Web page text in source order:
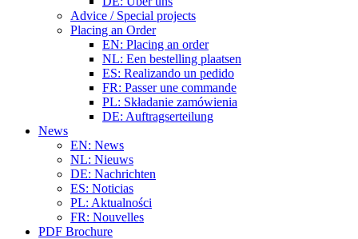
Advice / Special projects
Placing an Order
EN: Placing an order
NL: Een bestelling plaatsen
ES: Realizando un pedido
FR: Passer une commande
PL: Składanie zamówienia
DE: Auftragserteilung
News
EN: News
NL: Nieuws
DE: Nachrichten
ES: Noticias
PL: Aktualności
FR: Nouvelles
PDF Brochure